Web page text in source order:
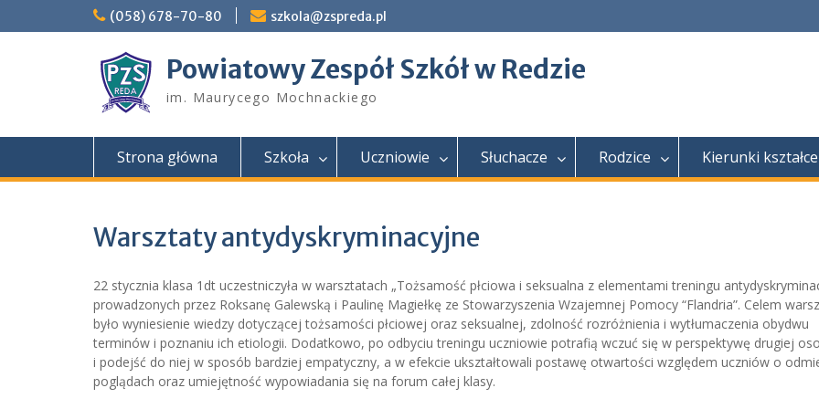
to
(058) 678-70-80 szkola@zspreda.pl
Powiatowy Zespół Szkół w Redzie
im. Maurycego Mochnackiego
Strona główna Szkoła Uczniowie Słuchacze Rodzice Kierunki
Warsztaty antydyskryminacyjne
22 stycznia klasa 1dt uczestniczyła w warsztatach „Tożsamość płciowa i seksualna z elementami treningu
prowadzonych przez Roksanę Galewską i Paulinę Magiełkę ze Stowarzyszenia Wzajemnej Pomocy “Flandria”. Celem
było wyniesienie wiedzy dotyczącej tożsamości płciowej oraz seksualnej, zdolność rozróżnienia i wytłumaczenia obydwu
terminów i poznaniu ich etiologii. Dodatkowo, po odbyciu treningu uczniowie potrafią wczuć się w perspektywę drugiej
i podejść do niej w sposób bardziej empatyczny, a w efekcie ukształtowali postawę otwartości względem uczniów o
poglądach oraz umiejętność wypowiadania się na forum całej klasy.